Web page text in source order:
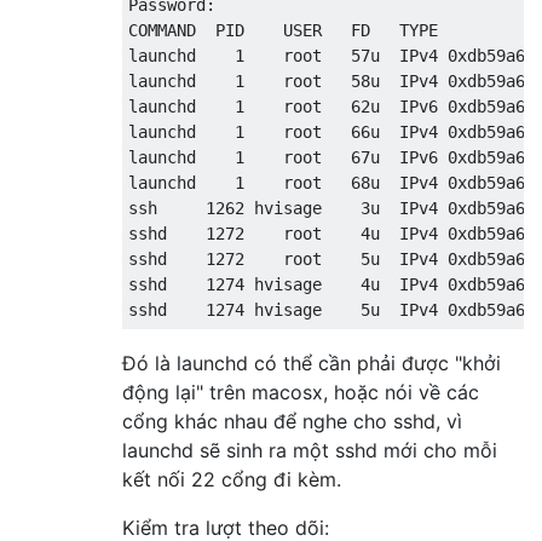
Password:
COMMAND  PID    USER   FD   TYPE
launchd    1    root   57u  IPv4
launchd    1    root   58u  IPv4
launchd    1    root   62u  IPv6
launchd    1    root   66u  IPv4
launchd    1    root   67u  IPv6
launchd    1    root   68u  IPv4
ssh     1262 hvisage    3u  IPv4
sshd    1272    root    4u  IPv4
sshd    1272    root    5u  IPv4
sshd    1274 hvisage    4u  IPv4
Đó là launchd có thể cần phải được "khởi
động lại" trên macosx, hoặc nói về các
cổng khác nhau để nghe cho sshd, vì
launchd sẽ sinh ra một sshd mới cho mỗi
kết nối 22 cổng đi kèm.
Kiểm tra lượt theo dõi: